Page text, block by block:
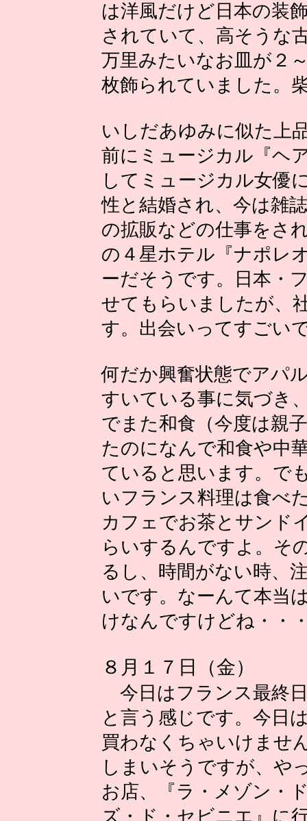
は洋風だけど日本の装
されていて、高そうな
万里みたいなお皿が２
枚飾られていました。
いしだあゆみに似た上
前にミュージカル『ヘ
してミュージカル女優
性と結婚され、今は雑
の拡販などの仕事をさ
の４星ホテル『ナポレ
ーだそうです。日本・
せてもらいましたが、
す。出会いってすごい
何だか興奮状態でアパ
すいている事に気づき
でまた和食（今度は親
たのになんで和食や中
ていると思います。で
いフランス料理は食べ
カフェでお茶とサンド
らいするんですよ。そ
るし、時間がない時、
いです。なーんて本当
けなんですけどね・・
８月１７日（金）
今日はフランス最終
と言う感じです。今日
買わなくちゃいけませ
しまいそうですが、や
お店、『ラ・メゾン・
ズ・ド・セビニエ』に